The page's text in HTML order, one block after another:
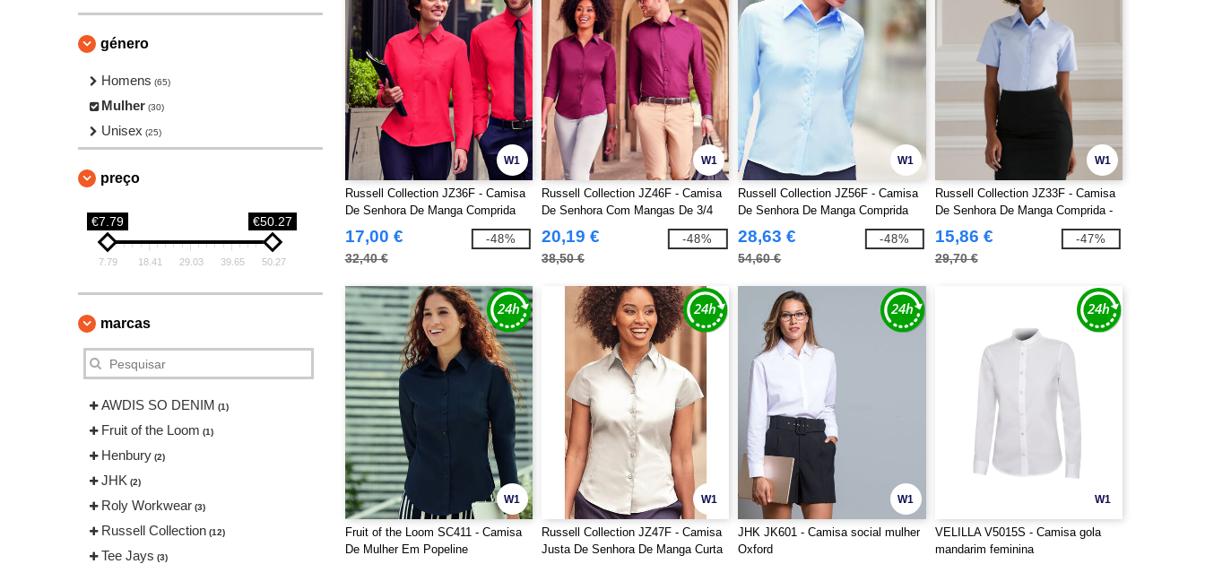
género
Homens (65)
Mulher (30)
Unisex (25)
preço
€7.79 €50.27
7.79 18.41 29.03 39.65 50.27
marcas
AWDIS SO DENIM (1)
Fruit of the Loom (1)
Henbury (2)
JHK (2)
Roly Workwear (3)
Russell Collection (12)
Tee Jays (3)
W1
Russell Collection JZ36F - Camisa
De Senhora De Manga Comprida
Em Algodão Puro - Easy Care
Poplin
17,00 €
32,40 €
-48%
W1
Russell Collection JZ46F - Camisa
De Senhora Com Mangas De 3/4
20,19 €
38,50 €
-48%
W1
Russell Collection JZ56F - Camisa
De Senhora De Manga Comprida
Ultimate Non-Iron
28,63 €
54,60 €
-48%
W1
Russell Collection JZ33F - Camisa
De Senhora De Manga Comprida -
Easy Care Oxford
15,86 €
29,70 €
-47%
W1
Fruit of the Loom SC411 - Camisa
De Mulher Em Popeline
W1
Russell Collection JZ47F - Camisa
Justa De Senhora De Manga Curta
W1
JHK JK601 - Camisa social mulher
Oxford
W1
VELILLA V5015S - Camisa gola
mandarim feminina